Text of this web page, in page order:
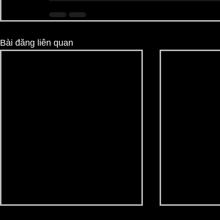
Bài đăng liên quan